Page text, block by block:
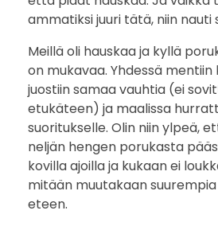
ammatiksi juuri tätä, niin nauti
Meillä oli hauskaa ja kyllä
on mukavaa. Yhdessä mentiin
juostiin samaa vauhtia (ei
etukäteen) ja maalissa
suoritukselle. Olin niin ylpeä,
neljän hengen porukasta
kovilla ajoilla ja kukaan ei
mitään muutakaan
eteen.